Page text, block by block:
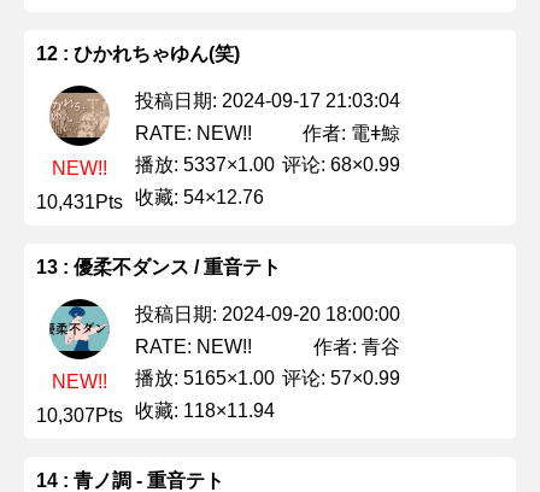
12 : ひかれちゃゆん(笑)
NEW!!
10,431Pts
投稿日期: 2024-09-17 21:03:04
RATE: NEW!!
作者: 電ǂ鯨
播放: 5337×1.00 评论: 68×0.99
收藏: 54×12.76
13 : 優柔不ダンス / 重音テト
NEW!!
10,307Pts
投稿日期: 2024-09-20 18:00:00
RATE: NEW!!
作者: 青谷
播放: 5165×1.00 评论: 57×0.99
收藏: 118×11.94
14 : 青ノ調 - 重音テト